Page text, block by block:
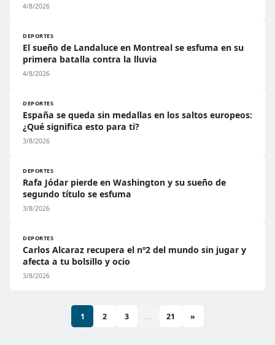
4/8/2026
DEPORTES
El sueño de Landaluce en Montreal se esfuma en su
primera batalla contra la lluvia
4/8/2026
DEPORTES
España se queda sin medallas en los saltos europeos:
¿Qué significa esto para ti?
3/8/2026
DEPORTES
Rafa Jódar pierde en Washington y su sueño de
segundo título se esfuma
3/8/2026
DEPORTES
Carlos Alcaraz recupera el nº2 del mundo sin jugar y
afecta a tu bolsillo y ocio
3/8/2026
1 2 3 ... 21 »